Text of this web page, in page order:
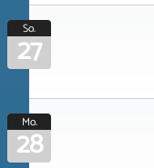
So.
27
Mo.
28